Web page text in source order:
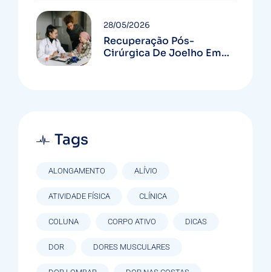
Recuperação Pós-
Cirúrgica De Joelho Em
28/05/2026
Tags
ALONGAMENTO ALÍVIO
ATIVIDADE FÍSICA CLÍNICA
COLUNA CORPO ATIVO DICAS
DOR DORES MUSCULARES